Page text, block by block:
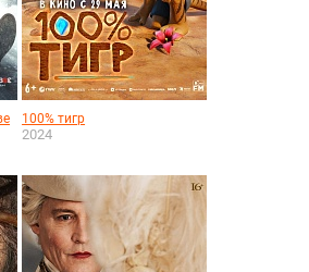
100% тигр
2024